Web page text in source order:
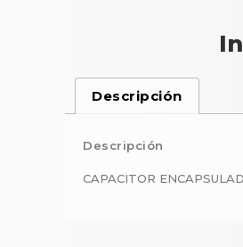
Descripción
Descripción
CAPACITOR